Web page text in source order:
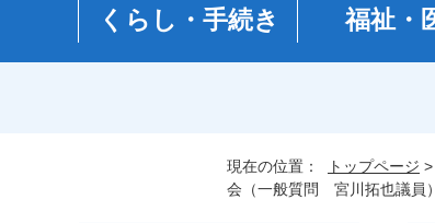
くらし・手続き 福祉・
現在の位置： トップページ >
会（一般質問 宮川拓也議員）